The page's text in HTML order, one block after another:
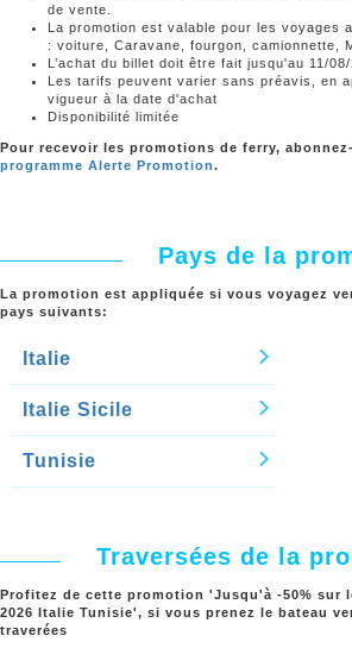
de vente.
La promotion est valable pour les voyages
: voiture, Caravane, fourgon, camionnette,
L’achat du billet doit être fait jusqu'au 11/08/
Les tarifs peuvent varier sans préavis, en
vigueur à la date d'achat
Disponibilité limitée
Pour recevoir les promotions de ferry,
programme Alerte Promotion.
Pays de la
La promotion est appliquée si vous voyagez
pays suivants:
Italie
Italie Sicile
Tunisie
Traversées de la
Profitez de cette promotion 'Jusqu'à -50% sur
2026 Italie Tunisie', si vous prenez le bateau
traverées